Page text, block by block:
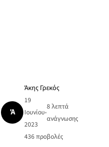
Ά
Άκης Γρεκός
19
Ιουνίου
2023
•
8 λεπτά
ανάγνωσης
436προβολές